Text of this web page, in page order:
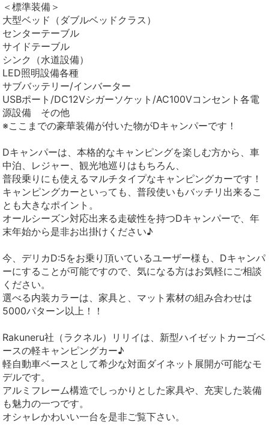
＜標準装備＞
大型ベッド（ダブルベッドクラス）
センターテーブル
サイドテーブル
シンク（水道設備）
LED照明設備各種
サブバッテリー/インバーター
USBポート/DC12Vシガーソケット/AC100Vコンセント各電
源設備 その他
※ここまでの豪華装備が付いた物がDキャンパーです！
Dキャンパーは、本格的なキャンピングを楽しむ方から、車
中泊、レジャー、観光地巡りはもちろん、
普段乗りにも使えるマルチタイプなキャンピングカーです！
キャンピングカーといっても、普段使いもバッチリ出来るこ
とも大きなポイント。
オールシーズン対応出来る走破性を持つDキャンパーで、年
末年始から是非お出掛けください♪
今、デリカD:5をお乗り頂いているユーザー様も、Dキャンパ
ーにすることが可能ですので、気になる方はお気軽にご相談
ください。
選べる内装カラーは、家具と、マット素材の組み合わせは
5000パターン以上！！
Rakuneru社（ラクネル）リリイは、新型ハイゼットカーゴベ
ースの軽キャンピングカー♪
軽自動車ベースとして希少な対面ダイネット展開が可能なモ
デルです。
アルミフレーム構造でしっかりとした家具や、充実した装備
も魅力の一つです。
オシャレかわいい一台を是非ご覧下さい。